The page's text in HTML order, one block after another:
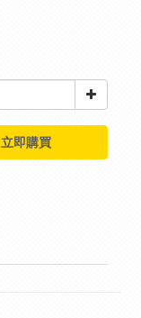
立即購買